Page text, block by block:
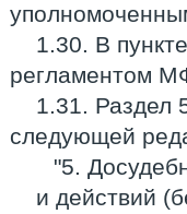
1.30. В
регламентом
1.31. Раздел
следующей
"5.
и действий